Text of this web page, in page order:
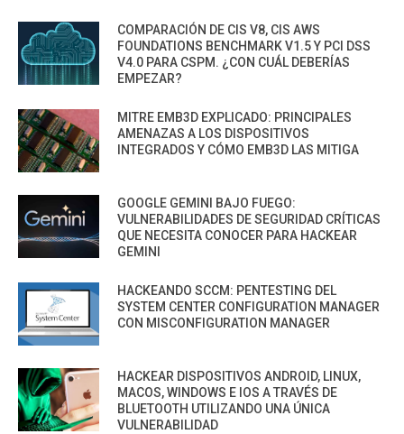
COMPARACIÓN DE CIS V8, CIS AWS
FOUNDATIONS BENCHMARK V1.5 Y PCI DSS
V4.0 PARA CSPM. ¿CON CUÁL DEBERÍAS
EMPEZAR?
MITRE EMB3D EXPLICADO: PRINCIPALES
AMENAZAS A LOS DISPOSITIVOS
INTEGRADOS Y CÓMO EMB3D LAS MITIGA
GOOGLE GEMINI BAJO FUEGO:
VULNERABILIDADES DE SEGURIDAD CRÍTICAS
QUE NECESITA CONOCER PARA HACKEAR
GEMINI
HACKEANDO SCCM: PENTESTING DEL
SYSTEM CENTER CONFIGURATION MANAGER
CON MISCONFIGURATION MANAGER
HACKEAR DISPOSITIVOS ANDROID, LINUX,
MACOS, WINDOWS E IOS A TRAVÉS DE
BLUETOOTH UTILIZANDO UNA ÚNICA
VULNERABILIDAD